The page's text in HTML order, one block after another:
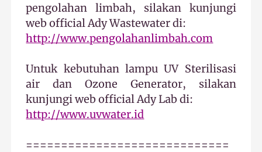
pengolahan limbah, silakan kunjungi
web official Ady Wastewater di:
http://www.pengolahanlimbah.com
Untuk kebutuhan lampu UV Sterilisasi
air dan Ozone Generator, silakan
kunjungi web official Ady Lab di:
http://www.uvwater.id
=============================